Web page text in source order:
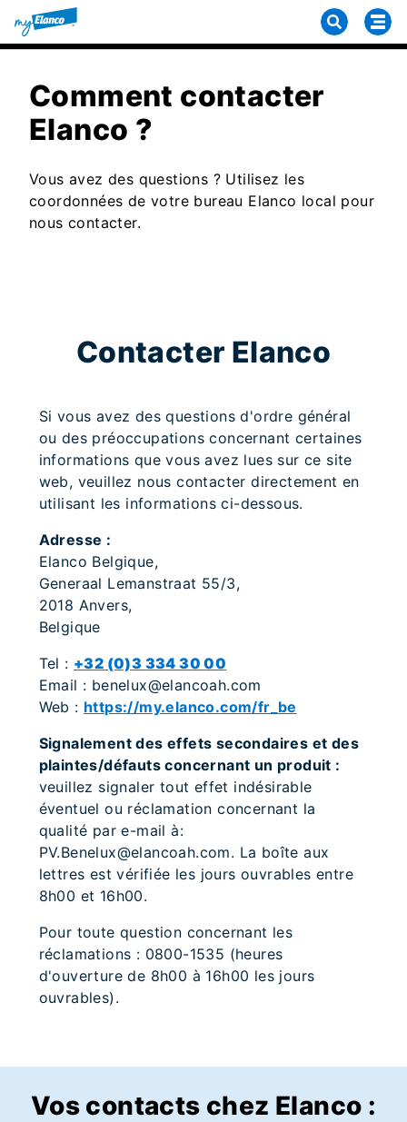
Comment contacter
Elanco ?
Vous avez des questions ? Utilisez les
coordonnées de votre bureau Elanco local pour
nous contacter.
Contacter Elanco
Si vous avez des questions d'ordre général
ou des préoccupations concernant certaines
informations que vous avez lues sur ce site
web, veuillez nous contacter directement en
utilisant les informations ci-dessous.
Adresse :
Elanco Belgique,
Generaal Lemanstraat 55/3,
2018 Anvers,
Belgique
Tel : +32 (0)3 334 30 00
Email : benelux@elancoah.com
Web : https://my.elanco.com/fr_be
Signalement des effets secondaires et des
plaintes/défauts concernant un produit :
veuillez signaler tout effet indésirable
éventuel ou réclamation concernant la
qualité par e-mail à:
PV.Benelux@elancoah.com. La boîte aux
lettres est vérifiée les jours ouvrables entre
8h00 et 16h00.
Pour toute question concernant les
réclamations : 0800-1535 (heures
d'ouverture de 8h00 à 16h00 les jours
ouvrables).
Vos contacts chez Elanco :